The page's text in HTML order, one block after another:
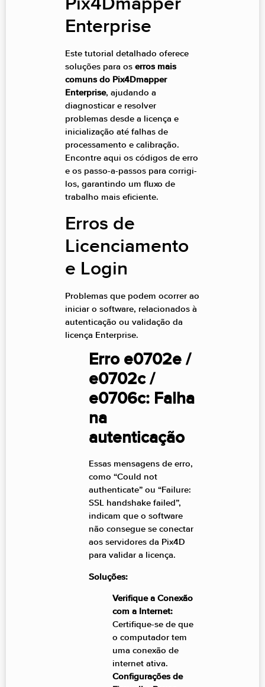
Pix4Dmapper
Enterprise
Este tutorial detalhado oferece
soluções para os erros mais
comuns do Pix4Dmapper
Enterprise, ajudando a
diagnosticar e resolver
problemas desde a licença e
inicialização até falhas de
processamento e calibração.
Encontre aqui os códigos de erro
e os passo-a-passos para corrigi-
los, garantindo um fluxo de
trabalho mais eficiente.
Erros de
Licenciamento
e Login
Problemas que podem ocorrer ao
iniciar o software, relacionados à
autenticação ou validação da
licença Enterprise.
Erro e0702e /
e0702c /
e0706c: Falha
na
autenticação
Essas mensagens de erro,
como “Could not
authenticate” ou “Failure:
SSL handshake failed”,
indicam que o software
não consegue se conectar
aos servidores da Pix4D
para validar a licença.
Soluções:
Verifique a Conexão
com a Internet:
Certifique-se de que
o computador tem
uma conexão de
internet ativa.
Configurações de